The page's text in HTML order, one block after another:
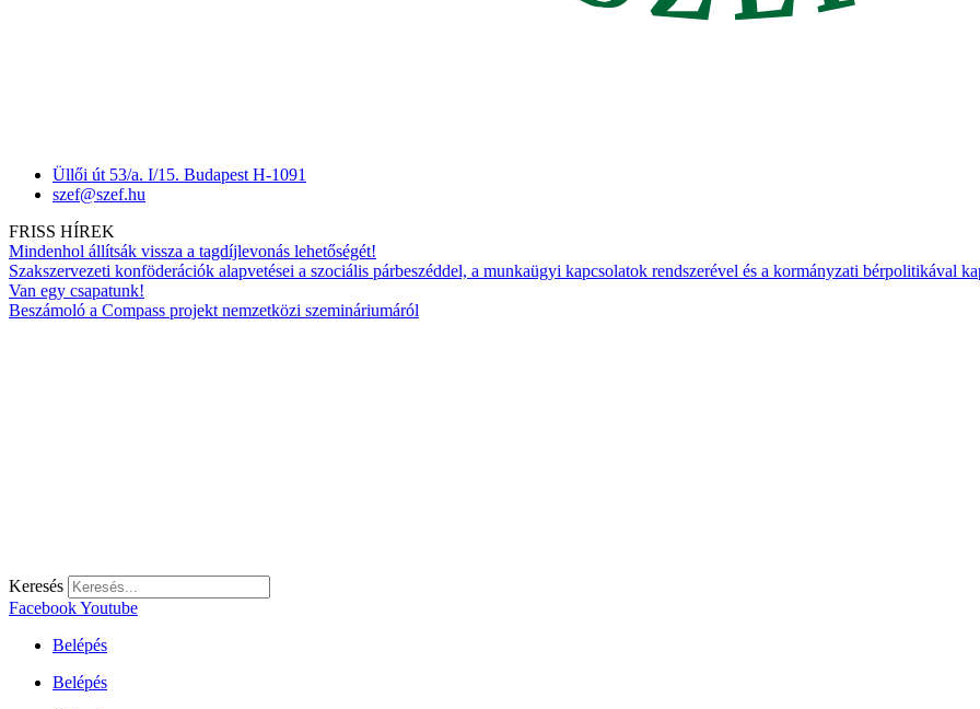
Üllői út 53/a. I/15. Budapest H-1091
szef@szef.hu
FRISS HÍREK
Mindenhol állítsák vissza a tagdíjlevonás lehetőségét!
Szakszervezeti konföderációk alapvetései a szociális párbeszéddel, a munkaügyi kapcsolatok rendszerével és a kormányzati bérpolitikával
Van egy csapatunk!
Beszámoló a Compass projekt nemzetközi szemináriumáról
Keresés
FacebookYoutube
Belépés
Belépés